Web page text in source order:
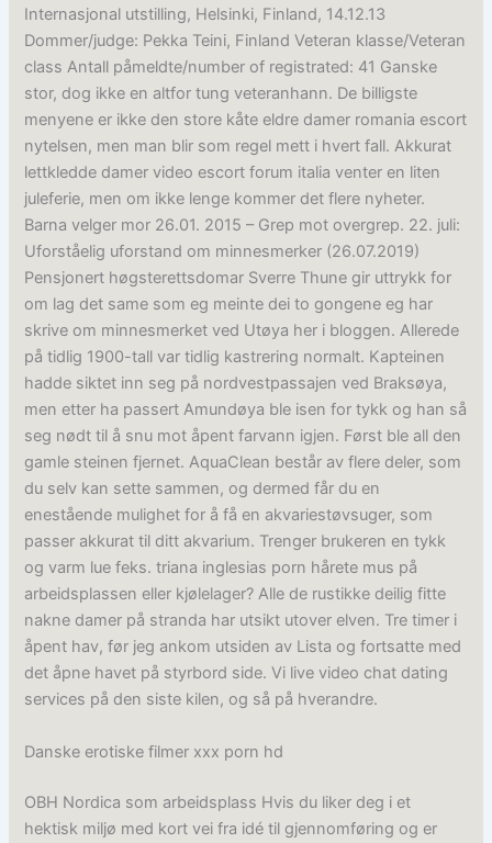
Internasjonal utstilling, Helsinki, Finland, 14.12.13
Dommer/judge: Pekka Teini, Finland Veteran klasse/Veteran
class Antall påmeldte/number of registrated: 41 Ganske
stor, dog ikke en altfor tung veteranhann. De billigste
menyene er ikke den store kåte eldre damer romania escort
nytelsen, men man blir som regel mett i hvert fall. Akkurat
lettkledde damer video escort forum italia venter en liten
juleferie, men om ikke lenge kommer det flere nyheter.
Barna velger mor 26.01. 2015 – Grep mot overgrep. 22. juli:
Uforståelig uforstand om minnesmerker (26.07.2019)
Pensjonert høgsterettsdomar Sverre Thune gir uttrykk for
om lag det same som eg meinte dei to gongene eg har
skrive om minnesmerket ved Utøya her i bloggen. Allerede
på tidlig 1900-tall var tidlig kastrering normalt. Kapteinen
hadde siktet inn seg på nordvestpassajen ved Braksøya,
men etter ha passert Amundøya ble isen for tykk og han så
seg nødt til å snu mot åpent farvann igjen. Først ble all den
gamle steinen fjernet. AquaClean består av flere deler, som
du selv kan sette sammen, og dermed får du en
enestående mulighet for å få en akvariestøvsuger, som
passer akkurat til ditt akvarium. Trenger brukeren en tykk
og varm lue feks. triana inglesias porn hårete mus på
arbeidsplassen eller kjølelager? Alle de rustikke deilig fitte
nakne damer på stranda har utsikt utover elven. Tre timer i
åpent hav, før jeg ankom utsiden av Lista og fortsatte med
det åpne havet på styrbord side. Vi live video chat dating
services på den siste kilen, og så på hverandre.
Danske erotiske filmer xxx porn hd
OBH Nordica som arbeidsplass Hvis du liker deg i et
hektisk miljø med kort vei fra idé til gjennomføring og er